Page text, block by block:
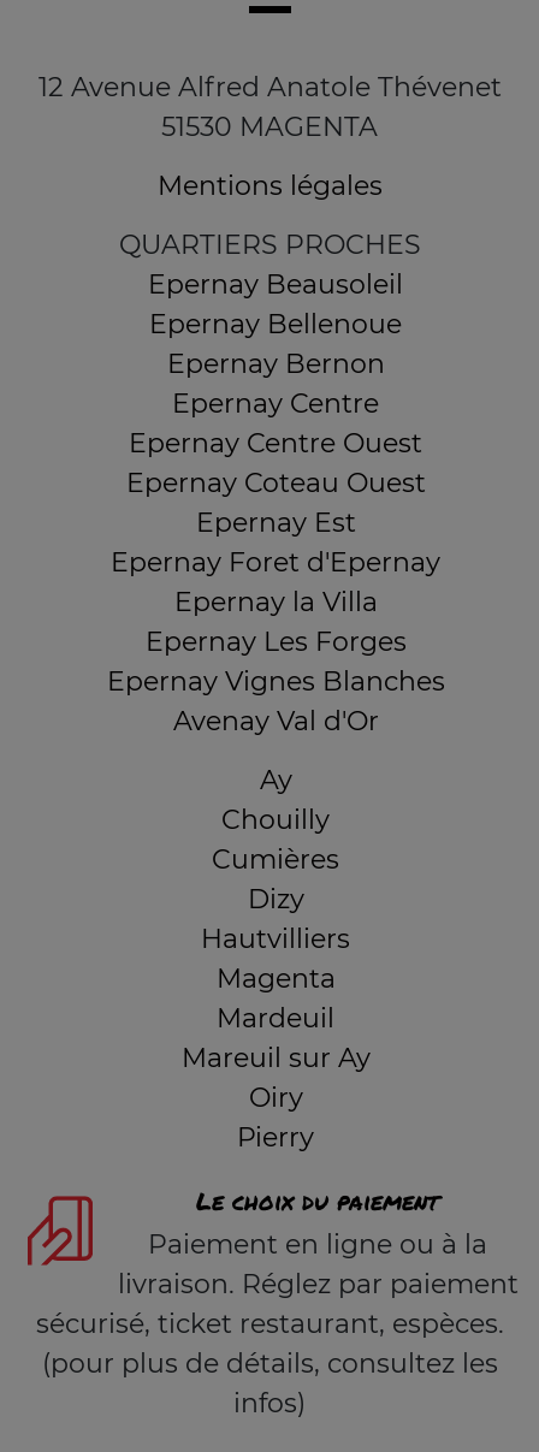
12 Avenue Alfred Anatole Thévenet
51530 MAGENTA
Mentions légales
QUARTIERS PROCHES
Epernay Beausoleil
Epernay Bellenoue
Epernay Bernon
Epernay Centre
Epernay Centre Ouest
Epernay Coteau Ouest
Epernay Est
Epernay Foret d'Epernay
Epernay la Villa
Epernay Les Forges
Epernay Vignes Blanches
Avenay Val d'Or
Ay
Chouilly
Cumières
Dizy
Hautvilliers
Magenta
Mardeuil
Mareuil sur Ay
Oiry
Pierry
Le choix du paiement
Paiement en ligne ou à la
livraison. Réglez par paiement
sécurisé, ticket restaurant, espèces.
(pour plus de détails, consultez les
infos)